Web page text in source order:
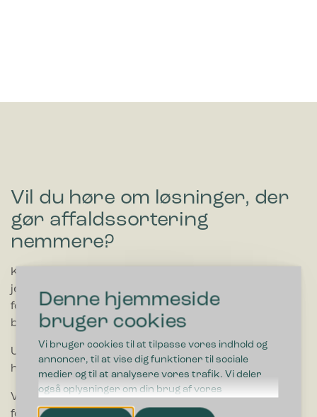
Denne hjemmeside
bruger cookies
Vi bruger cookies til at tilpasse vores indhold og
annoncer, til at vise dig funktioner til sociale
medier og til at analysere vores trafik. Vi deler
også oplysninger om din brug af vores
hjemmeside med vores partnere inden for sociale
Vil du høre om løsninger, der
gør affaldssortering
nemmere?
Kontakt os og hør mere om, hvordan vi kan hjælpe
jeres virksomhed. Vi tilbyder altid gratis rådgivning i
forhold til valg af affaldsløsning, der matcher jeres
behov og budget.
Udfyld formular og bliv kontaktet indenfor 1-2
hverdage.
Vi arbejder desuden tæt sammen en række
forhandlere landet over. Forhandlerne tilbyder bl.a.